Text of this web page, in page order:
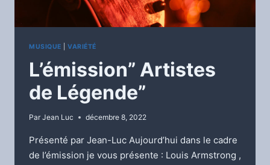
MUSIQUE |VARIÉTÉ
L’émission” Artistes
de Légende”
Par Jean Luc décembre 8, 2022
Présenté par Jean-Luc Aujourd’hui dans le cadre
de l’émission je vous présente : Louis Armstrong ,